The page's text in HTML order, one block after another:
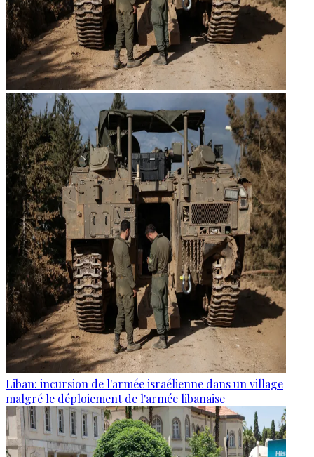
Liban: incursion de l'armée israélienne dans un village
malgré le déploiement de l'armée libanaise